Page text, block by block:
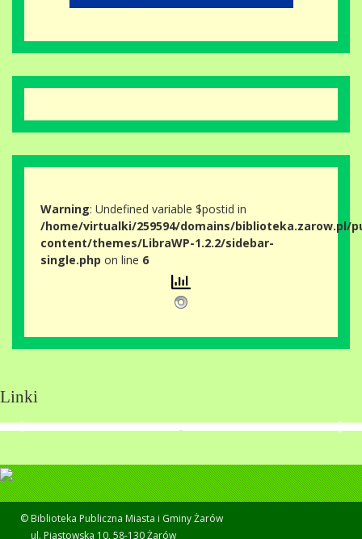
Warning: Undefined variable $postid in
/home/virtualki/259594/domains/biblioteka.zarow.pl/
content/themes/LibraWP-1.2.2/sidebar-
single.php on line 6
Linki
© Biblioteka Publiczna Miasta i Gminy Żarów
ul. Piastowska 10, 58-130 Żarów